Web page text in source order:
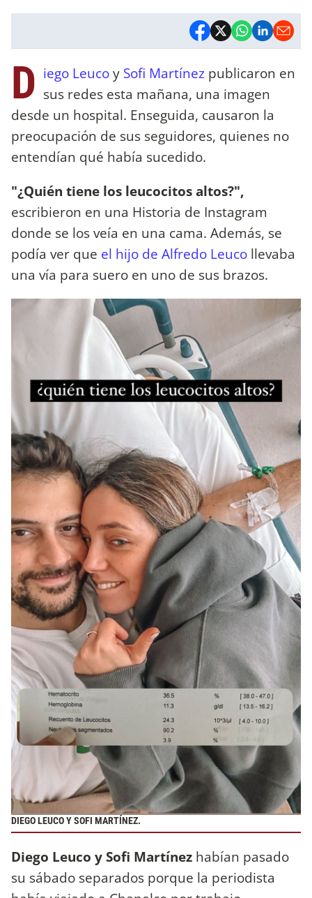
D iego Leucoy Sofi Martínez publicaron en
sus redes esta mañana, una imagen
desde un hospital. Enseguida, causaron la
preocupación de sus seguidores, quienes no
entendían qué había sucedido.
"¿Quién tiene los leucocitos altos?",
escribieron en una Historia de Instagram
donde se los veía en una cama. Además, se
podía ver que el hijo de Alfredo Leuco llevaba
una vía para suero en uno de sus brazos.
DIEGO LEUCO Y SOFI MARTÍNEZ.
Diego Leuco y Sofi Martínez habían pasado
su sábado separados porque la periodista